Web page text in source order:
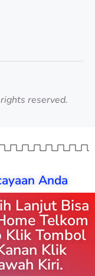
reserved.
Anda
Lanjut Bisa
Telkom
Klik Tombol
Klik
Kiri.